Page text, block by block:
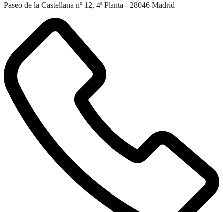
Paseo de la Castellana nº 12, 4ª Planta - 28046 Madrid